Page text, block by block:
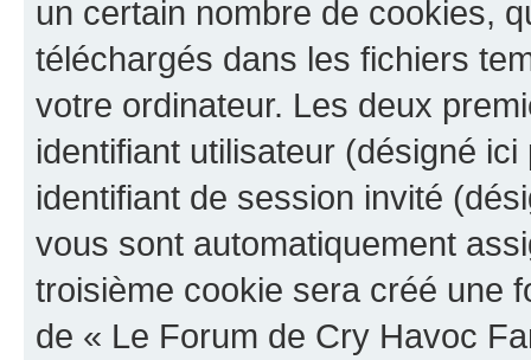
un certain nombre de cookies,
téléchargés dans les fichiers
votre ordinateur. Les deux
identifiant utilisateur (désigné
identifiant de session invité
vous sont automatiquement
troisième cookie sera créé une
de « Le Forum de Cry Havoc